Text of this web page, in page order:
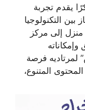
يقدم تجربة
التكنولوجيا
إلى مركز
لمرتاديه فرصة
المتنوع،